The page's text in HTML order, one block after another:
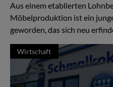
Aus einem etablierten
Möbelproduktion ist ein
geworden, das sich neu
Wirtschaft